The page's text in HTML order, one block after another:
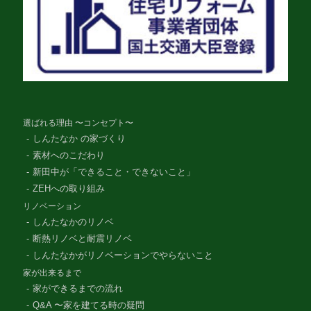
選ばれる理由 〜コンセプト〜
しんたなか の家づくり
素材へのこだわり
新田中が「できること・できないこと」
ZEHへの取り組み
リノベーション
しんたなかのリノベ
断熱リノベと耐震リノベ
しんたなかがリノベーションでやらないこと
家が出来るまで
家ができるまでの流れ
Q&A 〜家を建てる時の疑問